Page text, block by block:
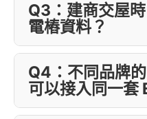
Q3：建商交屋
電樁資料？
Q4：不同品牌
可以接入同一套